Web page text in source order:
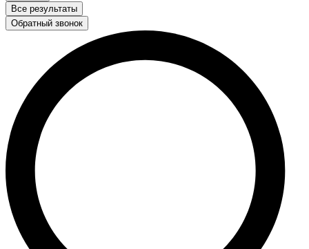
Все результаты
Обратный звонок